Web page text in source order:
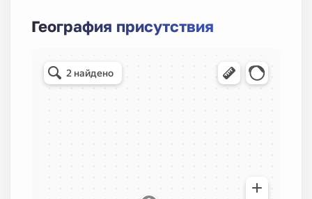
География присутствия